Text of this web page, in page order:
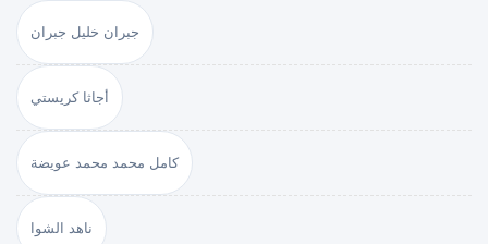
جبران خليل جبران
أجاثا كريستي
كامل محمد محمد عويضة
ناهد الشوا